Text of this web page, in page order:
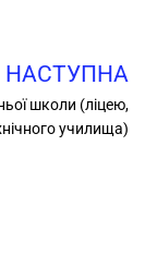
НАСТУПНА
школи (ліцею,
училища)